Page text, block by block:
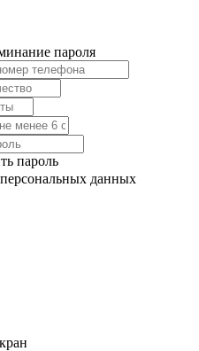
пароля
пароль
данных